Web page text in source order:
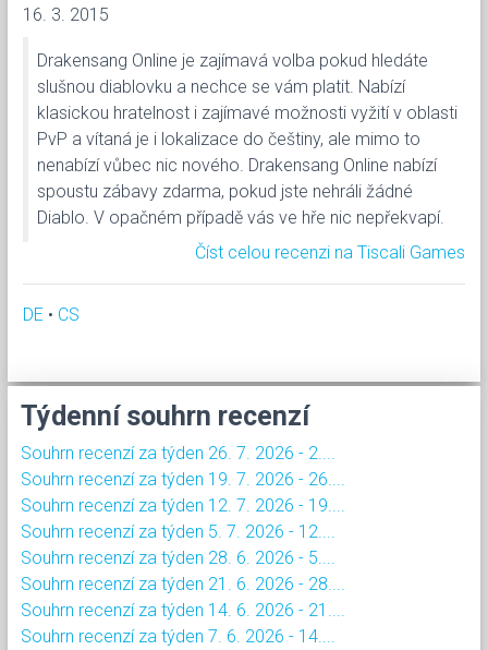
16. 3. 2015
Drakensang Online je zajímavá volba pokud hledáte
slušnou diablovku a nechce se vám platit. Nabízí
klasickou hratelnost i zajímavé možnosti vyžití v oblasti
PvP a vítaná je i lokalizace do češtiny, ale mimo to
nenabízí vůbec nic nového. Drakensang Online nabízí
spoustu zábavy zdarma, pokud jste nehráli žádné
Diablo. V opačném případě vás ve hře nic nepřekvapí.
Číst celou recenzi na Tiscali Games
DE • CS
Týdenní souhrn recenzí
Souhrn recenzí za týden 26. 7. 2026 - 2....
Souhrn recenzí za týden 19. 7. 2026 - 26....
Souhrn recenzí za týden 12. 7. 2026 - 19....
Souhrn recenzí za týden 5. 7. 2026 - 12....
Souhrn recenzí za týden 28. 6. 2026 - 5....
Souhrn recenzí za týden 21. 6. 2026 - 28....
Souhrn recenzí za týden 14. 6. 2026 - 21....
Souhrn recenzí za týden 7. 6. 2026 - 14....